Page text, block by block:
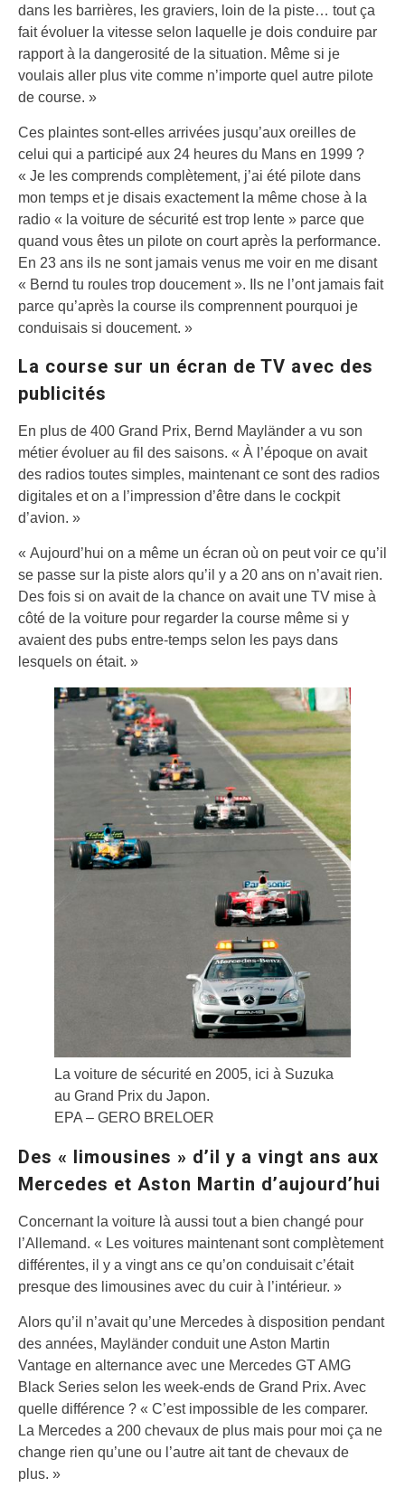
dans les barrières, les graviers, loin de la piste… tout ça
fait évoluer la vitesse selon laquelle je dois conduire par
rapport à la dangerosité de la situation. Même si je
voulais aller plus vite comme n’importe quel autre pilote
de course. »
Ces plaintes sont-elles arrivées jusqu’aux oreilles de
celui qui a participé aux 24 heures du Mans en 1999 ?
« Je les comprends complètement, j’ai été pilote dans
mon temps et je disais exactement la même chose à la
radio « la voiture de sécurité est trop lente » parce que
quand vous êtes un pilote on court après la performance.
En 23 ans ils ne sont jamais venus me voir en me disant
« Bernd tu roules trop doucement ». Ils ne l’ont jamais fait
parce qu’après la course ils comprennent pourquoi je
conduisais si doucement. »
La course sur un écran de TV avec des
publicités
En plus de 400 Grand Prix, Bernd Mayländer a vu son
métier évoluer au fil des saisons. « À l’époque on avait
des radios toutes simples, maintenant ce sont des radios
digitales et on a l’impression d’être dans le cockpit
d’avion. »
« Aujourd’hui on a même un écran où on peut voir ce qu’il
se passe sur la piste alors qu’il y a 20 ans on n’avait rien.
Des fois si on avait de la chance on avait une TV mise à
côté de la voiture pour regarder la course même si y
avaient des pubs entre-temps selon les pays dans
lesquels on était. »
La voiture de sécurité en 2005, ici à Suzuka
au Grand Prix du Japon.
EPA – GERO BRELOER
Des « limousines » d’il y a vingt ans aux
Mercedes et Aston Martin d’aujourd’hui
Concernant la voiture là aussi tout a bien changé pour
l’Allemand. « Les voitures maintenant sont complètement
différentes, il y a vingt ans ce qu’on conduisait c’était
presque des limousines avec du cuir à l’intérieur. »
Alors qu’il n’avait qu’une Mercedes à disposition pendant
des années, Mayländer conduit une Aston Martin
Vantage en alternance avec une Mercedes GT AMG
Black Series selon les week-ends de Grand Prix. Avec
quelle différence ? « C’est impossible de les comparer.
La Mercedes a 200 chevaux de plus mais pour moi ça ne
change rien qu’une ou l’autre ait tant de chevaux de
plus. »